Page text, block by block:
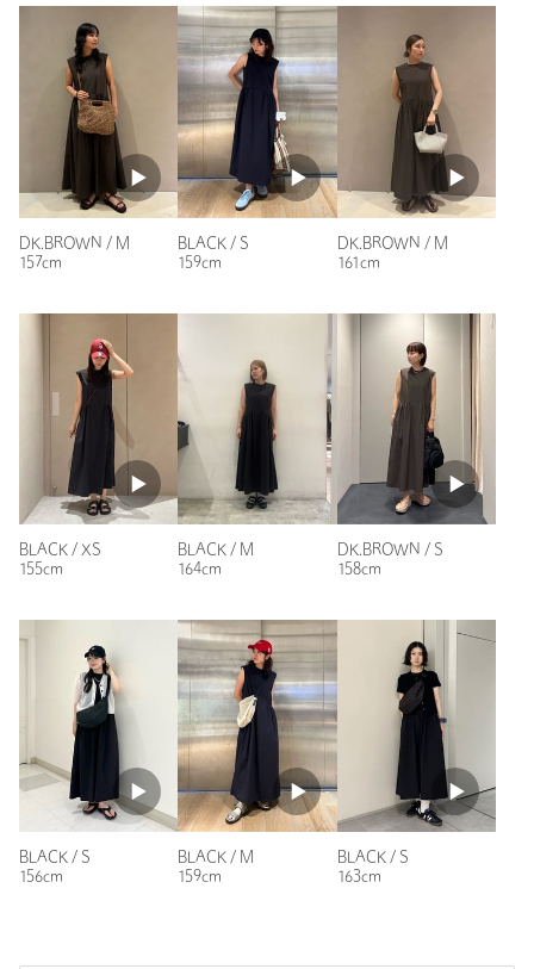
品名：BY NY/PU 360 MSTR ICE OP
品番：16261000020
商品詳細
注文キャンセル 対象商品
返品 対象商品 返品等について
裾上げ 対象外商品 裾上げについて
ナイロン77％ ポリウレタン23％
洗濯表示 - 洗濯表示について
原産国 ベトナム製
たり、Sサイスでもゆったりしていると大きい場合が多いの
で、私に合うサイズが見つかり良かったです。
性別：女性
年代：40代前半
身長：
154cm
普段の着用サイズ：～XS
参考になった
ニックネーム： りこてぃ
投稿日： 2026年6月26日
購入サイズ：M
購入カラー：BLACK
購入商品のサイズ感：ちょうどよい
洗濯してもすぐ乾くし、UVカット、冷感接触で涼しく、今の
女性
50代前半
155cm
普段の着用サイズ：M
5人が参考になったと回答
参考になった
DK.BROWN / M
157cm
BLACK / S
159cm
DK.BROWN / M
161cm
BLACK / XS
155cm
BLACK / M
164cm
DK.BROWN / S
158cm
BLACK / S
156cm
BLACK / M
159cm
BLACK / S
163cm